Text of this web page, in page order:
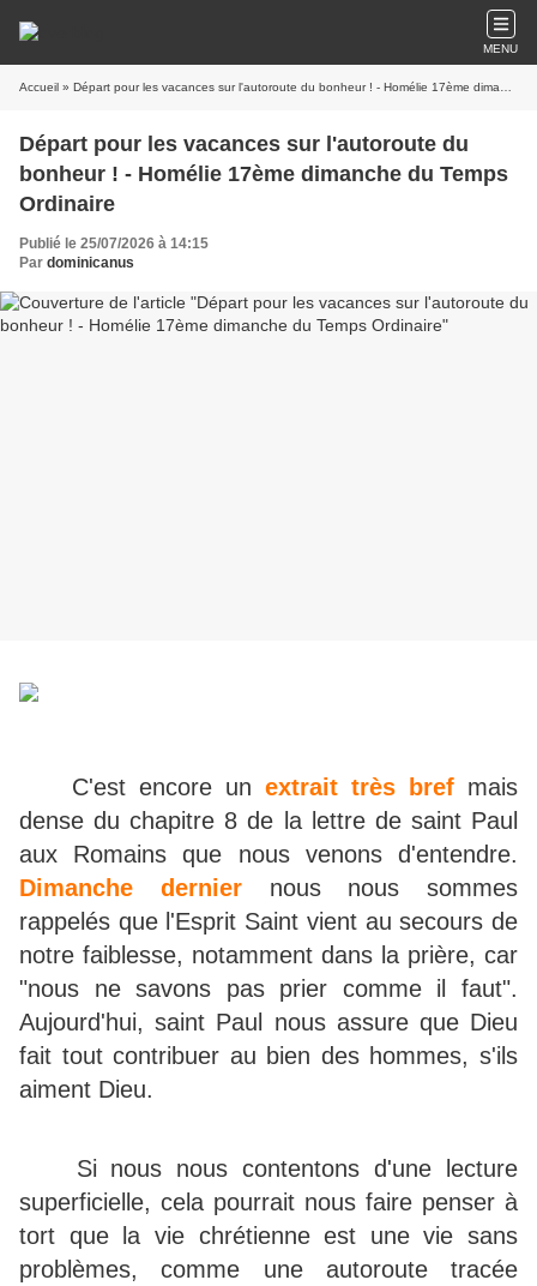
MENU
Accueil » Départ pour les vacances sur l'autoroute du bonheur ! - Homélie 17ème dimanche du Temps Ordinaire
Départ pour les vacances sur l'autoroute du
bonheur ! - Homélie 17ème dimanche du Temps
Ordinaire
Publié le 25/07/2026 à 14:15
Par dominicanus
C'est encore un extrait très bref mais
dense du chapitre 8 de la lettre de saint Paul
aux Romains que nous venons d'entendre.
Dimanche dernier
nous nous sommes
rappelés que l'Esprit Saint vient au secours de
notre faiblesse, notamment dans la prière, car
"nous ne savons pas prier comme il faut".
Aujourd'hui, saint Paul nous assure que Dieu
fait tout contribuer au bien des hommes, s'ils
aiment Dieu.
Si nous nous contentons d'une lecture
superficielle, cela pourrait nous faire penser à
tort que la vie chrétienne est une vie sans
problèmes, comme une autoroute tracée